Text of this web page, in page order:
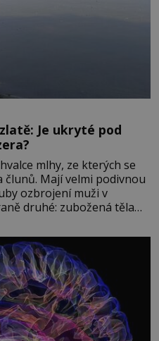
Je ukryté pod
mlhy, ze kterých se
Mají velmi podivnou
ozbrojení muži v
druhé: zubožená těla
jaro roku 1945, druhá
Jezero Stolpsee